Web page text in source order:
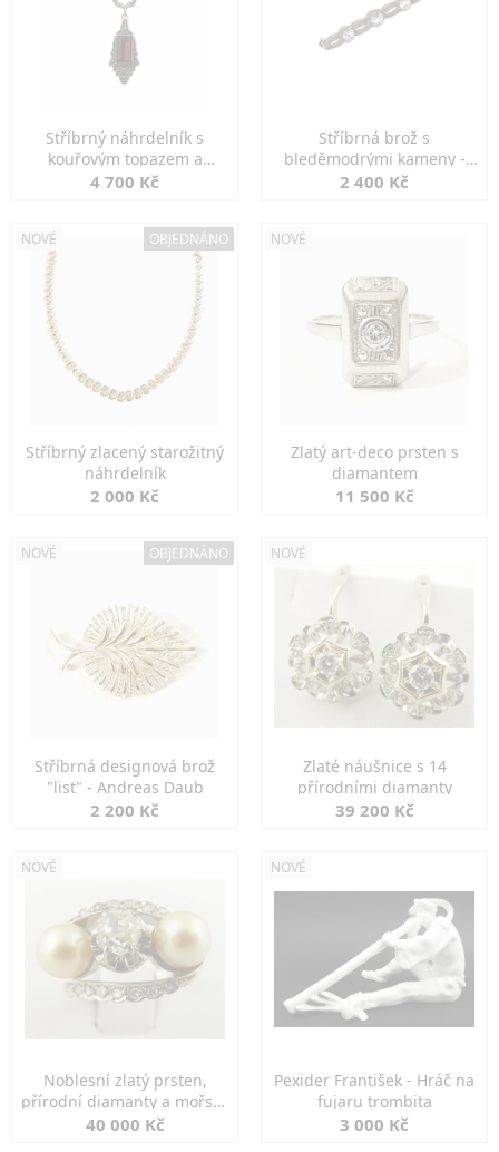
Stříbrný náhrdelník s
kouřovým topazem a
markazity
4 700 Kč
Stříbrná brož s
bleděmodrými kameny -
jemná elegance
2 400 Kč
NOVÉ OBJEDNÁNO
Stříbrný zlacený starožitný
náhrdelník
2 000 Kč
NOVÉ
Zlatý art-deco prsten s
diamantem
11 500 Kč
NOVÉ OBJEDNÁNO
Stříbrná designová brož
"list" - Andreas Daub
2 200 Kč
NOVÉ
Zlaté náušnice s 14
přírodními diamanty
39 200 Kč
NOVÉ
Noblesní zlatý prsten,
přírodní diamanty a mořské
perly
40 000 Kč
NOVÉ
Pexider František - Hráč na
fujaru trombita
3 000 Kč